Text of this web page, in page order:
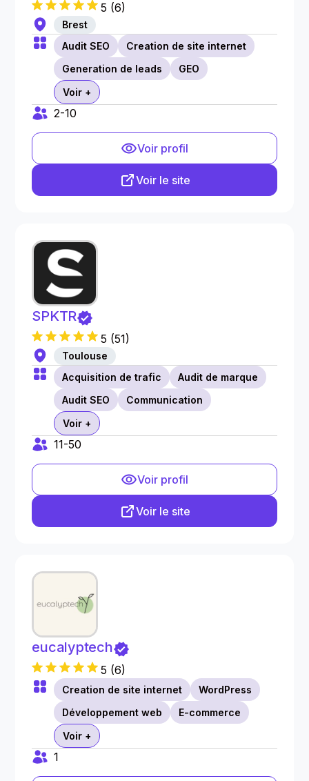
5 (6)
Brest
Audit SEO
Creation de site internet
Generation de leads
GEO
Voir +
2-10
Voir profil
Voir le site
SPKTR
5 (51)
Toulouse
Acquisition de trafic
Audit de marque
Audit SEO
Communication
Voir +
11-50
Voir profil
Voir le site
eucalyptech
5 (6)
Creation de site internet
WordPress
Développement web
E-commerce
Voir +
1